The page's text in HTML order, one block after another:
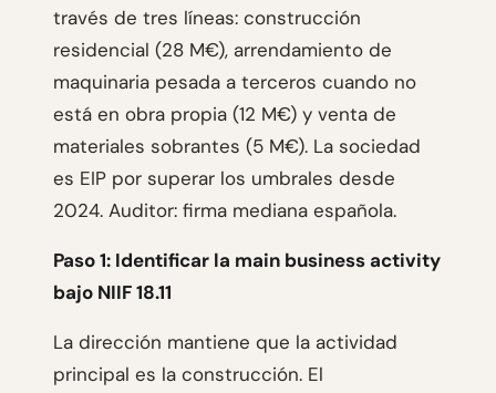
través de tres líneas: construcción
residencial (28 M€), arrendamiento de
maquinaria pesada a terceros cuando no
está en obra propia (12 M€) y venta de
materiales sobrantes (5 M€). La sociedad
es EIP por superar los umbrales desde
2024. Auditor: firma mediana española.
Paso 1: Identificar la main business activity
bajo NIIF 18.11
La dirección mantiene que la actividad
principal es la construcción. El